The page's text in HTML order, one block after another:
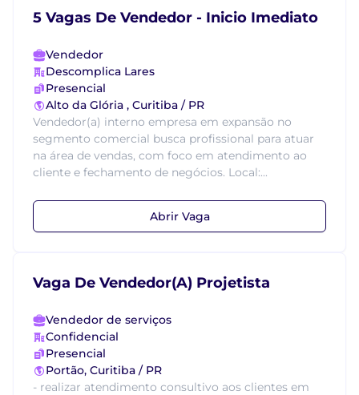
5 Vagas De Vendedor - Inicio Imediato
Vendedor
Descomplica Lares
Presencial
Alto da Glória , Curitiba / PR
Vendedor(a) interno empresa em expansão no
segmento comercial busca profissional para atuar
na área de vendas, com foco em atendimento ao
cliente e fechamento de negócios. Local:...
Abrir Vaga
Vaga De Vendedor(A) Projetista
Vendedor de serviços
Confidencial
Presencial
Portão, Curitiba / PR
- realizar atendimento consultivo aos clientes em